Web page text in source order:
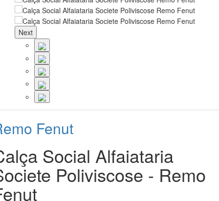
Next
Fenut
Social Alfaiataria
Poliviscose - Remo